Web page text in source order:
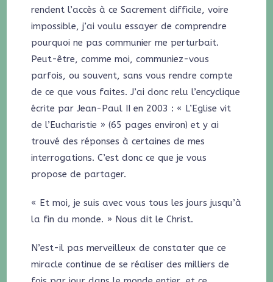
rendent l’accès à ce Sacrement difficile, voire
impossible, j’ai voulu essayer de comprendre
pourquoi ne pas communier me perturbait.
Peut-être, comme moi, communiez-vous
parfois, ou souvent, sans vous rendre compte
de ce que vous faites. J’ai donc relu l’encyclique
écrite par Jean-Paul II en 2003 : « L’Eglise vit
de l’Eucharistie » (65 pages environ) et y ai
trouvé des réponses à certaines de mes
interrogations. C’est donc ce que je vous
propose de partager.
« Et moi, je suis avec vous tous les jours jusqu’à
la fin du monde. » Nous dit le Christ.
N’est-il pas merveilleux de constater que ce
miracle continue de se réaliser des milliers de